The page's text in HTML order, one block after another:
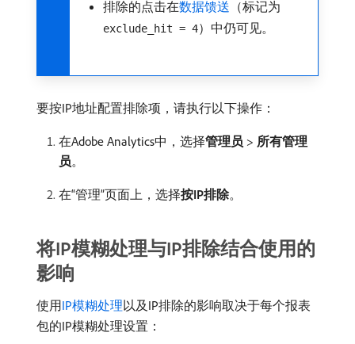
排除的点击在数据馈送 （标记为
exclude_hit = 4）中仍可见。
要按IP地址配置排除项，请执行以下操作：
在Adobe Analytics中，选择​管理员 > 所有管理
员。
在“管理”页面上，选择​按IP排除。
将IP模糊处理与IP排除结合使用的
影响
使用IP模糊处理以及IP排除的影响取决于每个报表
包的IP模糊处理设置：